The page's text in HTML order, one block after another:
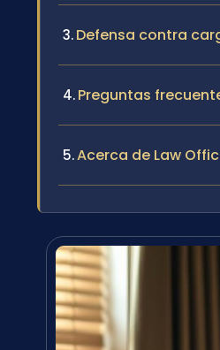
Defensa contra
Preguntas
Acerca de Law